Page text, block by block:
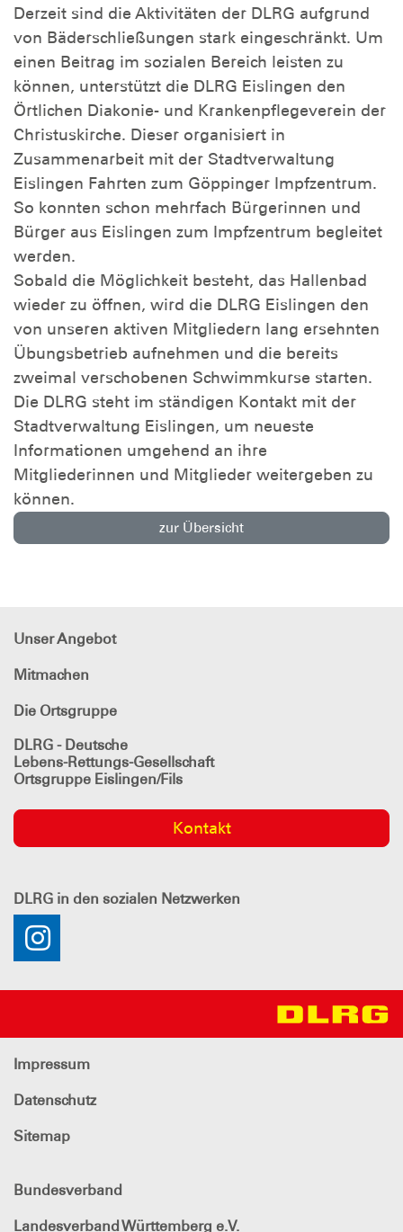
Derzeit sind die Aktivitäten der DLRG aufgrund
von Bäderschließungen stark eingeschränkt. Um
einen Beitrag im sozialen Bereich leisten zu
können, unterstützt die DLRG Eislingen den
Örtlichen Diakonie- und Krankenpflegeverein der
Christuskirche. Dieser organisiert in
Zusammenarbeit mit der Stadtverwaltung
Eislingen Fahrten zum Göppinger Impfzentrum.
So konnten schon mehrfach Bürgerinnen und
Bürger aus Eislingen zum Impfzentrum begleitet
werden.
Sobald die Möglichkeit besteht, das Hallenbad
wieder zu öffnen, wird die DLRG Eislingen den
von unseren aktiven Mitgliedern lang ersehnten
Übungsbetrieb aufnehmen und die bereits
zweimal verschobenen Schwimmkurse starten.
Die DLRG steht im ständigen Kontakt mit der
Stadtverwaltung Eislingen, um neueste
Informationen umgehend an ihre
Mitgliederinnen und Mitglieder weitergeben zu
können.
zur Übersicht
Unser Angebot
Mitmachen
Die Ortsgruppe
DLRG - Deutsche
Lebens-Rettungs-Gesellschaft
Ortsgruppe Eislingen/Fils
Kontakt
DLRG in den sozialen Netzwerken
Impressum
Datenschutz
Sitemap
Bundesverband
Landesverband Württemberg e.V.